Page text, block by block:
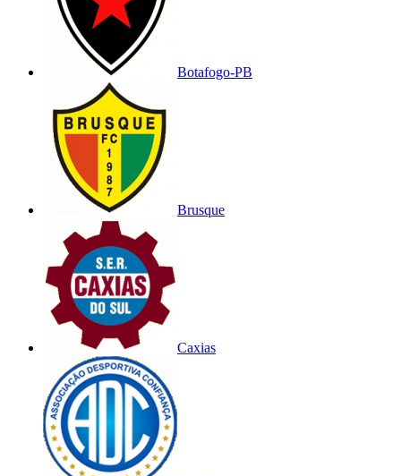
Botafogo-PB
Brusque
Caxias